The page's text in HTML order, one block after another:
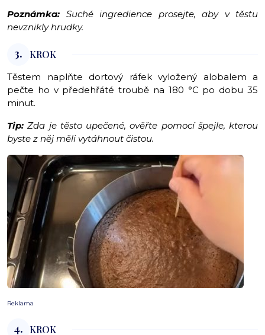
Poznámka: Suché ingredience prosejte, aby v těstu
nevznikly hrudky.
3. KROK
Těstem naplňte dortový ráfek vyložený alobalem a
pečte ho v předehřáté troubě na 180 °C po dobu 35
minut.
Tip:Zda je těsto upečené, ověřte pomocí špejle, kterou
byste z něj měli vytáhnout čistou.
Reklama
4. KROK